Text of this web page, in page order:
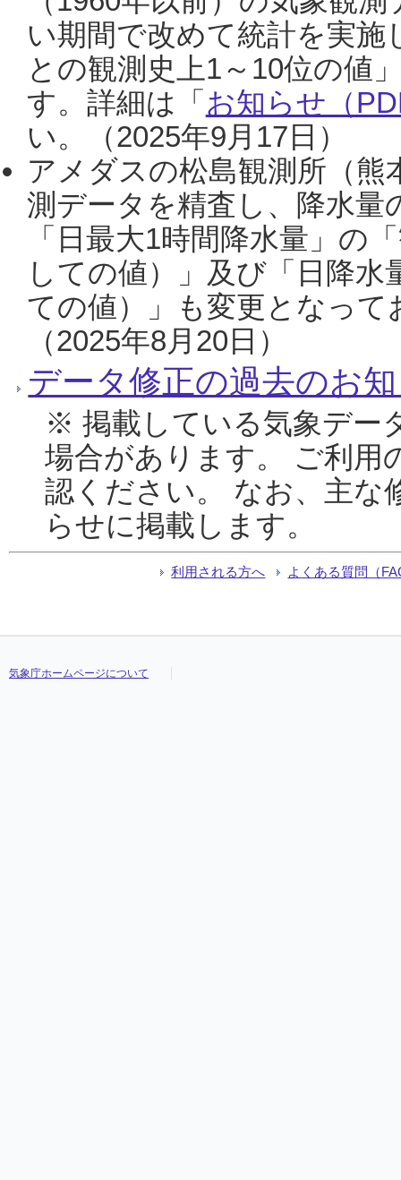
い期間で改めて統計を実
との観測史上1～10位の値
す。詳細は「 お知らせ（
い。（2025年9月17日）
アメダスの松島観測所（熊
測データを精査し、降水
「日最大1時間降水量」の
しての値）」及び「日降
ての値）」も変更となっ
（2025年8月20日）
データ修正の過去のお
※ 掲載している気象デー
場合があります。 ご利用
認ください。 なお、主な
らせに掲載します。
利用される方へ よくある質問（
気象庁ホームページについて